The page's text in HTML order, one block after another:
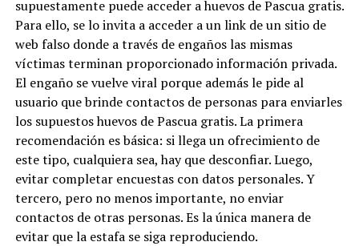
supuestamente puede acceder a huevos de Pascua gratis.
Para ello, se lo invita a acceder a un link de un sitio de
web falso donde a través de engaños las mismas
víctimas terminan proporcionado información privada.
El engaño se vuelve viral porque además le pide al
usuario que brinde contactos de personas para enviarles
los supuestos huevos de Pascua gratis. La primera
recomendación es básica: si llega un ofrecimiento de
este tipo, cualquiera sea, hay que desconfiar. Luego,
evitar completar encuestas con datos personales. Y
tercero, pero no menos importante, no enviar
contactos de otras personas. Es la única manera de
evitar que la estafa se siga reproduciendo.